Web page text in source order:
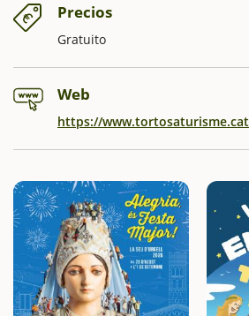
Precios
Gratuito
Web
https://www.tortosaturisme.cat